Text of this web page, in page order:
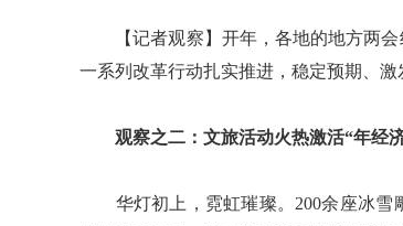
【记者观察】开年，各地的地方两会
一系列改革行动扎实推进，稳定预期、
观察之二：文旅活动火热激活“年经
华灯初上，霓虹璀璨。200余座冰雪